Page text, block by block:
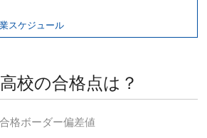
スケジュール
校の合格点は？
合格ボーダー偏差値